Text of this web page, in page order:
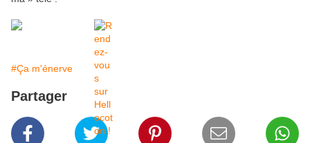
#Ça m'énerve
Partager